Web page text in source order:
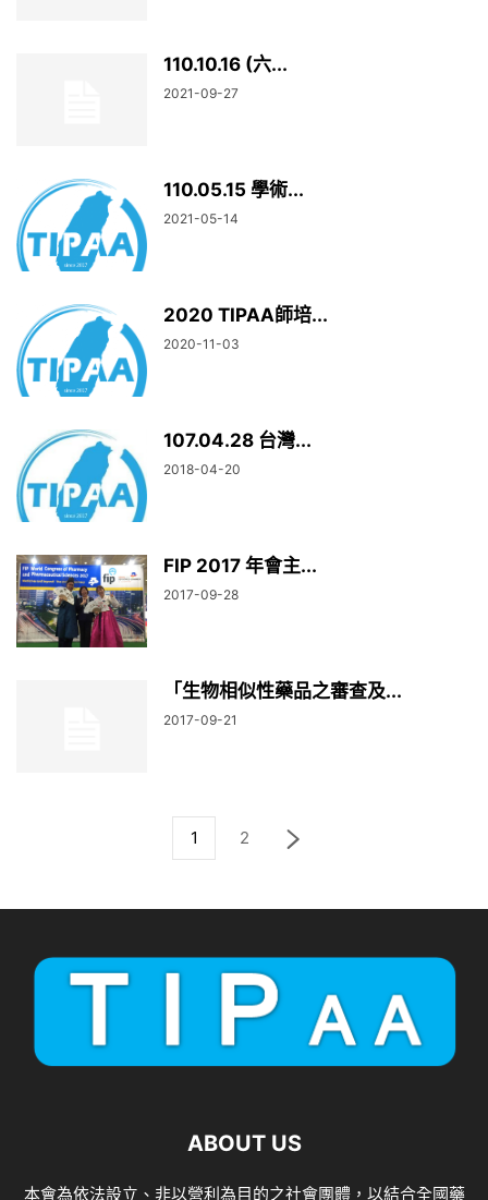
110.10.16 (六...
2021-09-27
110.05.15 學術...
2021-05-14
2020 TIPAA師培...
2020-11-03
107.04.28 台灣...
2018-04-20
FIP 2017 年會主...
2017-09-28
「生物相似性藥品之審查及...
2017-09-21
1 2
ABOUT US
本會為依法設立、非以營利為目的之社會團體，以結合全國藥